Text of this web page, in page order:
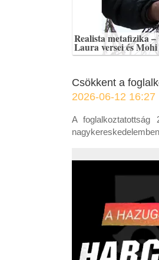
Realista metafizika
Laura versei és
Csökkent a
2026-06-12 16:27
A